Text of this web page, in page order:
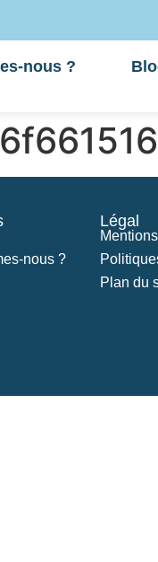
nous ?
nous ?
Légal
Plan du